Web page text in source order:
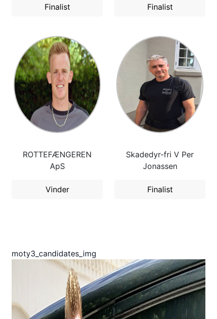
Finalist Finalist
ROTTEFÆNGEREN
ApS
Vinder
Skadedyr-fri V Per
Jonassen
Finalist
moty3_candidates_img